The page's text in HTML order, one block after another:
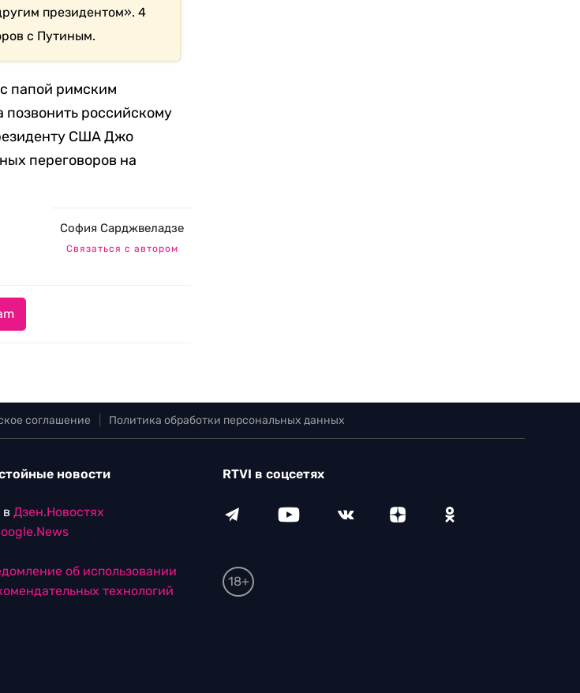
президентом». 4
с Путиным.
папой римским
позвонить российскому
США Джо
переговоров на
София Сарджвеладзе
Связаться с автором
соглашение Политика обработки персональных данных
новости
Дзен.Новостях
об использовании
технологий
RTVI в соцсетях
18+